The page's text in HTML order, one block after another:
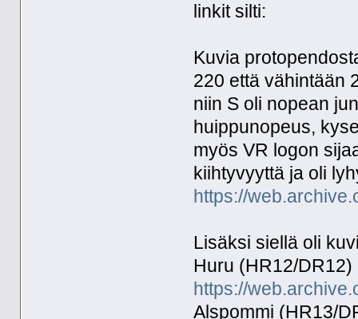
linkit silti:
Kuvia
220 että vähintään
niin S oli nopean
huippunopeus,
myös VR logon
kiihtyvyyttä ja oli
https://
Lisäksi siellä oli
Huru (HR12/DR12)
https://
Alspommi (HR13/